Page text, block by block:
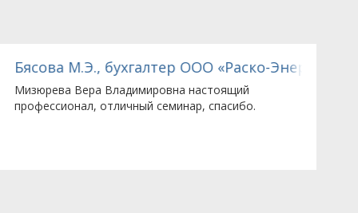
Бясова М.Э., бухгалтер ООО «Раско-Энерго»
Мизюрева Вера Владимировна настоящий
профессионал, отличный семинар, спасибо.